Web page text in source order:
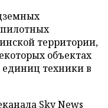
территории,
объектах
техники в
Sky News